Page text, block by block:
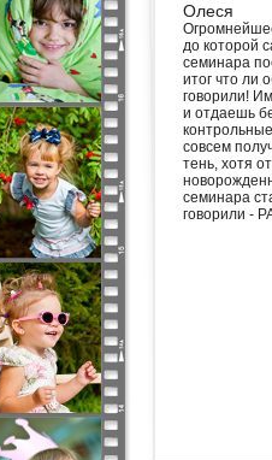
Олеся
до которой
семинара
итог что ли
говорили!
и отдаешь
совсем
тень, хотя
семинара
говорили -